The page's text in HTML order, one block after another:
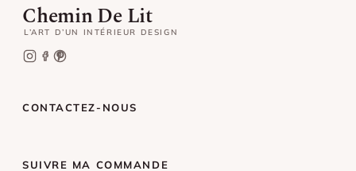
Chemin De Lit
L’ART D’UN INTÉRIEUR DESIGN
CONTACTEZ-NOUS
SUIVRE MA COMMANDE